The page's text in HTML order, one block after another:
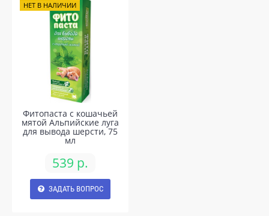
НЕТ В НАЛИЧИИ
Фитопаста с кошачьей
мятой Альпийские луга
для вывода шерсти, 75
мл
539 р.
ЗАДАТЬ ВОПРОС